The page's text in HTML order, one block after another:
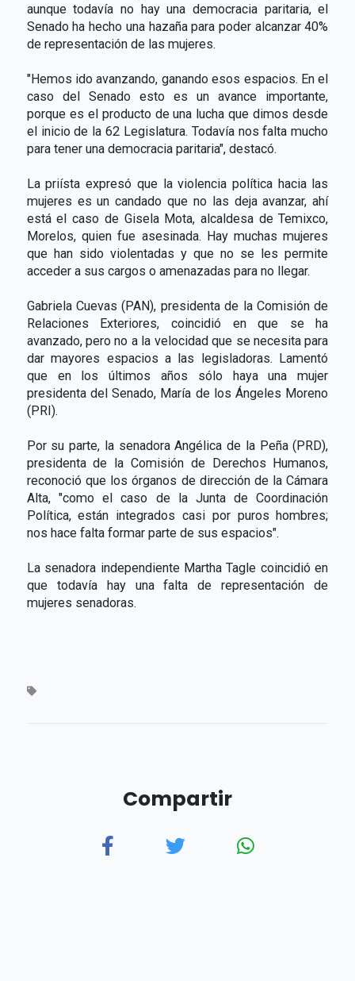
aunque todavía no hay una democracia paritaria, el
Senado ha hecho una hazaña para poder alcanzar 40%
de representación de las mujeres.
"Hemos ido avanzando, ganando esos espacios. En el
caso del Senado esto es un avance importante,
porque es el producto de una lucha que dimos desde
el inicio de la 62 Legislatura. Todavía nos falta mucho
para tener una democracia paritaria", destacó.
La priísta expresó que la violencia política hacia las
mujeres es un candado que no las deja avanzar, ahí
está el caso de Gisela Mota, alcaldesa de Temixco,
Morelos, quien fue asesinada. Hay muchas mujeres
que han sido violentadas y que no se les permite
acceder a sus cargos o amenazadas para no llegar.
Gabriela Cuevas (PAN), presidenta de la Comisión de
Relaciones Exteriores, coincidió en que se ha
avanzado, pero no a la velocidad que se necesita para
dar mayores espacios a las legisladoras. Lamentó
que en los últimos años sólo haya una mujer
presidenta del Senado, María de los Ángeles Moreno
(PRI).
Por su parte, la senadora Angélica de la Peña (PRD),
presidenta de la Comisión de Derechos Humanos,
reconoció que los órganos de dirección de la Cámara
Alta, "como el caso de la Junta de Coordinación
Política, están integrados casi por puros hombres;
nos hace falta formar parte de sus espacios".
La senadora independiente Martha Tagle coincidió en
que todavía hay una falta de representación de
mujeres senadoras.
Compartir